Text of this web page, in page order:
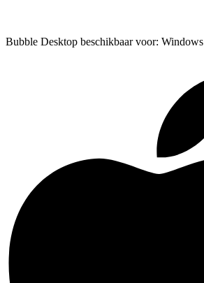
Bubble Desktop beschikbaar voor: Windows